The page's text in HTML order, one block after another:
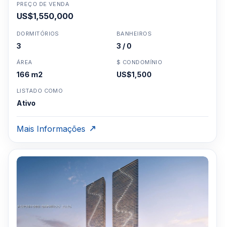
PREÇO DE VENDA
US$1,550,000
DORMITÓRIOS
3
BANHEIROS
3 / 0
ÁREA
166 m2
$ CONDOMÍNIO
US$1,500
LISTADO COMO
Ativo
Mais Informações